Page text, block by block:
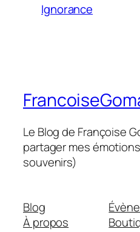
Ignorance
Le Blog de Françoise
partager mes
souvenirs)
Blog
À propos